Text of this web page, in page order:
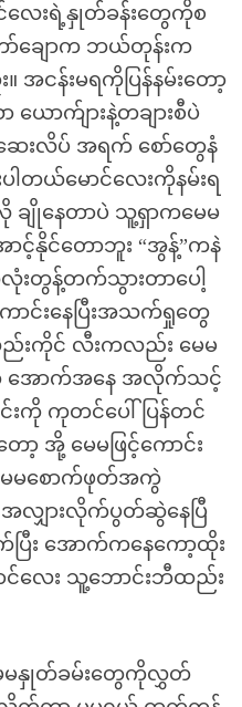
လေးရဲ့နှုတ်ခန်းတွေကိုစ
ာ်ချောက ဘယ်တုန်းက
ငန်းမရကိုပြန်နမ်းတော့
ာက်ျားနဲ့တချားစီပဲ
ဆေးလိပ် အရက် စော်တွေနံ
ါတယ်မောင်လေးကိုနမ်းရ
ချိုနေတာပဲ သူ့ရှာကမေမ
င့်နိုင်တောဘူး “အွန့်”ကနဲ
တွန့်တက်သွားတာပေါ့
ာင်းနေပြီးအသက်ရှုတွေ
ည်းကိုင် လီးကလည်း မေမ
အောက်အနေ အလိုက်သင့်
ာင်းကို ကုတင်ပေါ်ပြန်တင်
ော့ အို့ မေမဖြင့်ကောင်း
ေမစောက်ဖုတ်အကွဲ
အလျှားလိုက်ပွတ်ဆွဲနေပြီ
ြီး အောက်ကနေကော့ထိုး
င်လေး သူ့ဘောင်းဘီထည်း
မနှုတ်ခမ်းတွေကိုလွှတ်